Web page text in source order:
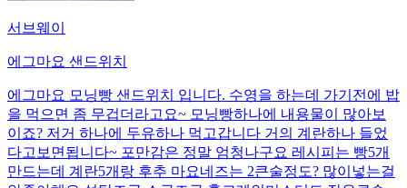
서브웨이
에그마요 샌드위치
에그마요 모닝빵 샌드위치 입니다. 수영을 하는데 가기전에 밥
을 먹으면 좀 무겁더라고요~ 모닝빵하나에 내용물이 많아보
이죠? 저거 하나에 두유하나 먹고갑니다 거의 계란하나 들었
다고보면됩니다~ 포만감은 정말 엄청나구요 레시피는 빵5개
만드는데 계란5개랑 후추 마요네즈는 2큰술정도? 많이넣는걸